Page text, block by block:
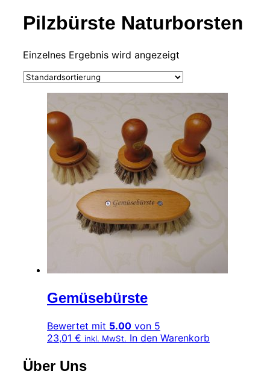
Pilzbürste Naturborsten
Einzelnes Ergebnis wird angezeigt
Gemüsebürste
Bewertet mit 5.00 von 5
23,01 € inkl. MwSt. In den Warenkorb
Über Uns